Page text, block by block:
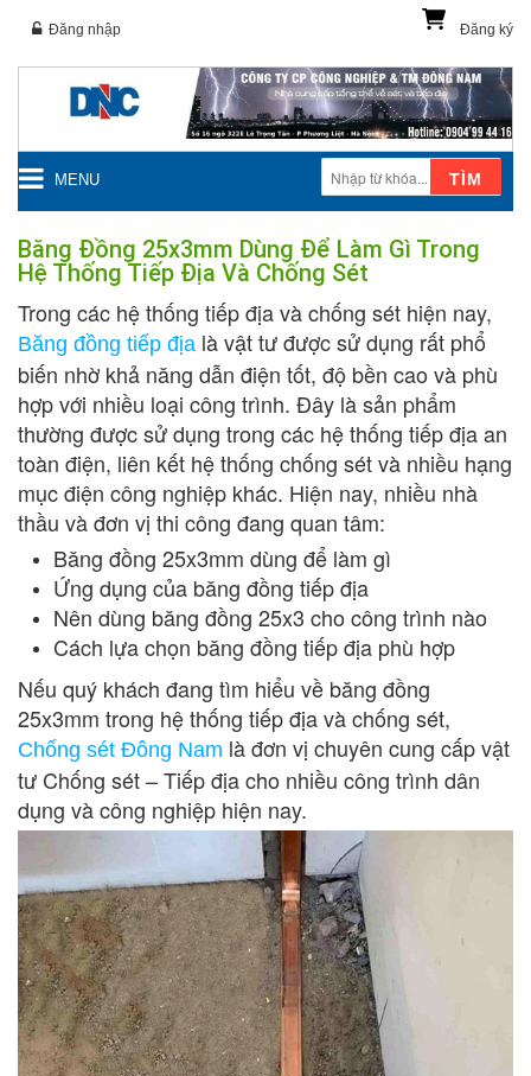
Đăng ký
Đăng nhập
MENU TÌM
Băng Đồng 25x3mm Dùng Để Làm Gì Trong
Hệ Thống Tiếp Địa Và Chống Sét
Trong các hệ thống tiếp địa và chống sét hiện nay,
Băng đồng tiếp địa là vật tư được sử dụng rất phổ
biến nhờ khả năng dẫn điện tốt, độ bền cao và phù
hợp với nhiều loại công trình. Đây là sản phẩm
thường được sử dụng trong các hệ thống tiếp địa an
toàn điện, liên kết hệ thống chống sét và nhiều hạng
mục điện công nghiệp khác. Hiện nay, nhiều nhà
thầu và đơn vị thi công đang quan tâm:
Băng đồng 25x3mm dùng để làm gì
Ứng dụng của băng đồng tiếp địa
Nên dùng băng đồng 25x3 cho công trình nào
Cách lựa chọn băng đồng tiếp địa phù hợp
Nếu quý khách đang tìm hiểu về băng đồng
25x3mm trong hệ thống tiếp địa và chống sét,
Chống sét Đông Nam là đơn vị chuyên cung cấp vật
tư Chống sét – Tiếp địa cho nhiều công trình dân
dụng và công nghiệp hiện nay.